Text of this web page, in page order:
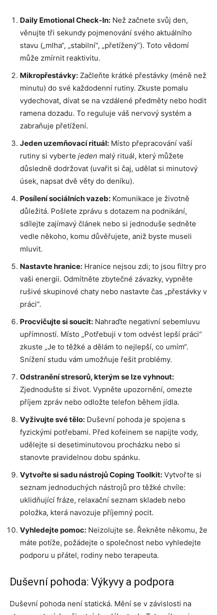
Daily Emotional Check-In: Než začnete svůj den,
věnujte tři sekundy pojmenování svého aktuálního
stavu („mlha“, „stabilní“, „přetížený“). Toto vědomí
může zmírnit reaktivitu.
Mikropřestávky: Začleňte krátké přestávky (méně než
minutu) do své každodenní rutiny. Zkuste pomalu
vydechovat, dívat se na vzdálené předměty nebo hodit
ramena dozadu. To reguluje váš nervový systém a
zabraňuje přetížení.
Jeden uzemňovací rituál: Místo přepracování vaší
rutiny si vyberte jeden malý rituál, který můžete
důsledně dodržovat (uvařit si čaj, udělat si minutový
úsek, napsat dvě věty do deníku).
Posílení sociálních vazeb: Komunikace je životně
důležitá. Pošlete zprávu s dotazem na podnikání,
sdílejte zajímavý článek nebo si jednoduše sedněte
vedle někoho, komu důvěřujete, aniž byste museli
mluvit.
Nastavte hranice: Hranice nejsou zdi; to jsou filtry pro
vaši energii. Odmítněte zbytečné závazky, vypněte
rušivé skupinové chaty nebo nastavte čas „přestávky v
práci“.
Procvičujte si soucit: Nahraďte negativní sebemluvu
upřímností. Místo „Potřebuji v tom odvést lepší práci“
zkuste „Je to těžké a dělám to nejlepší, co umím“.
Snížení studu vám umožňuje řešit problémy.
Odstranění stresorů, kterým se lze vyhnout:
Zjednodušte si život. Vypněte upozornění, omezte
příjem zpráv nebo odložte telefon během jídla.
Vyživujte své tělo: Duševní pohoda je spojena s
fyzickými potřebami. Před kofeinem se napijte vody,
udělejte si desetiminutovou procházku nebo si
stanovte pravidelnou dobu spánku.
Vytvořte si sadu nástrojů Coping Toolkit: Vytvořte si
seznam jednoduchých nástrojů pro těžké chvíle:
uklidňující fráze, relaxační seznam skladeb nebo
položka, která navozuje příjemný pocit.
Vyhledejte pomoc: Neizolujte se. Řekněte někomu, že
máte potíže, požádejte o společnost nebo vyhledejte
podporu u přátel, rodiny nebo terapeuta.
Duševní pohoda: Výkyvy a podpora
Duševní pohoda není statická. Mění se v závislosti na